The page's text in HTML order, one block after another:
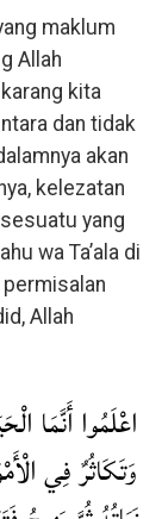
maklum
Allah
kita
dan tidak
akan
kelezatan
yang
wa Ta’ala di
permisalan
Allah
اعْلَمُوا أَنَّمَا
وَتَكَاثُرٌ فِي